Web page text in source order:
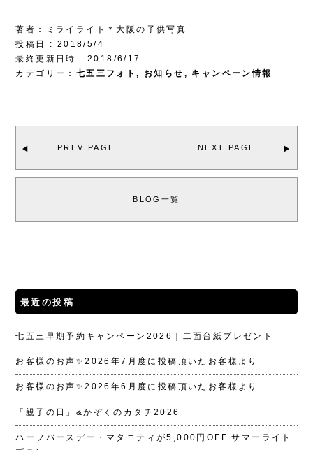
著者：ミライライト＊大阪の子供写真
投稿日 : 2018/5/4
最終更新日時 : 2018/6/17
カテゴリー： 七五三フォト, お知らせ , キャンペーン情報
PREV PAGE NEXT PAGE
BLOG一覧
最近の投稿
七五三早期予約キャンペーン2026｜二面台紙プレゼント
お客様のお声✨2026年7月度に投稿頂いたお客様より
お客様のお声✨2026年6月度に投稿頂いたお客様より
「親子の日」&かぞくのカタチ2026
ハーフバースデー・マタニティが5,000円OFF サマーライト